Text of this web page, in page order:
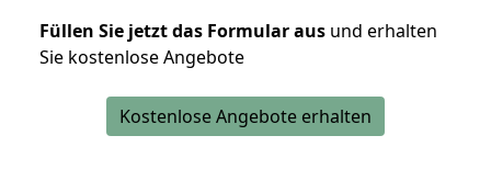
Füllen Sie jetzt das Formular aus und erhalten
Sie kostenlose Angebote
Kostenlose Angebote erhalten